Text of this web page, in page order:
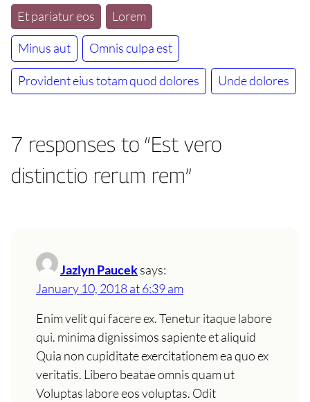
Et pariatur eos
Lorem
Minus aut Omnis culpa est
Provident eius totam quod dolores Unde dolores
7 responses to “Est vero
distinctio rerum rem”
Jazlyn Pauceksays:
January 10, 2018 at 6:39 am
Enim velit qui facere ex. Tenetur itaque labore
qui. minima dignissimos sapiente et aliquid
Quia non cupiditate exercitationem ea quo ex
veritatis. Libero beatae omnis quam ut
Voluptas labore eos voluptas. Odit